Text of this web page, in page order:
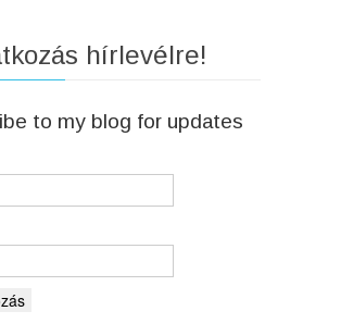
hírlevélre!
to my blog for updates